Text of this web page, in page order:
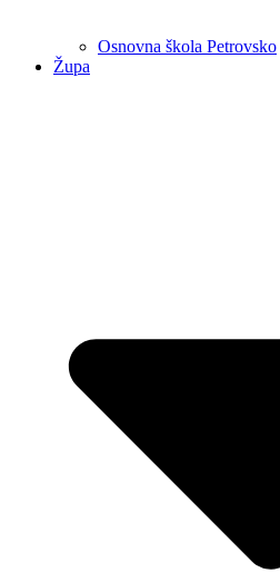
Osnovna škola Petrovsko
Župa